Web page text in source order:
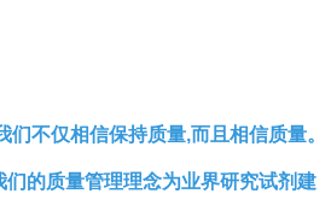
不仅相信保持质量,而且相信质量。
的质量管理理念为业界研究试剂建